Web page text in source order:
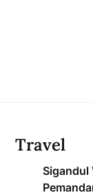
Travel
Sigandul